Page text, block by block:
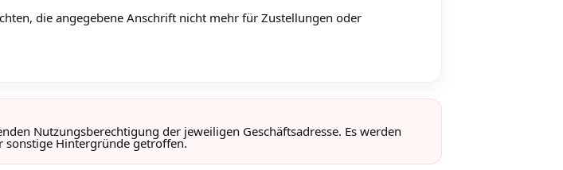
die angegebene Anschrift nicht mehr für Zustellungen oder
Nutzungsberechtigung der jeweiligen Geschäftsadresse. Es werden
sonstige Hintergründe getroffen.